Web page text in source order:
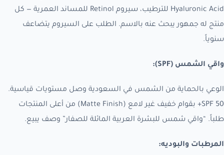
Hyaluronic Acid للترطيب، سيروم Retinol للمساند العمرية — كل
منتج له جمهور يبحث عنه بالاسم. الطلب على السيروم يتضاعف
سنوياً.
واقي الشمس (SPF):
الوعي بالحماية من الشمس في السعودية وصل مستويات قياسية.
SPF 50+ بقوام خفيف غير لامع (Matte Finish) من أعلى المنتجات
طلباً. “واقي شمس للبشرة العربية المائلة للصفار” وصف يبيع.
المرطبات والبوديه: